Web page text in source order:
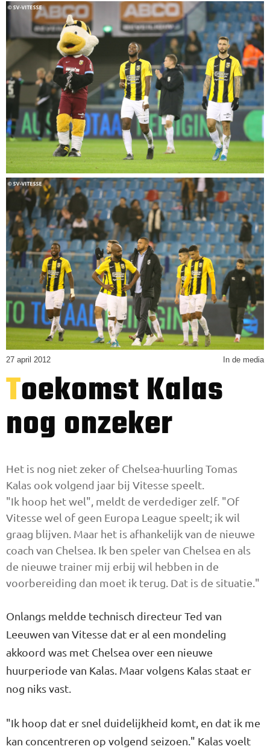
27 april 2012 In de media
Toekomst Kalas
nog onzeker
Het is nog niet zeker of Chelsea-huurling Tomas
Kalas ook volgend jaar bij Vitesse speelt.
"Ik hoop het wel", meldt de verdediger zelf. "Of
Vitesse wel of geen Europa League speelt; ik wil
graag blijven. Maar het is afhankelijk van de nieuwe
coach van Chelsea. Ik ben speler van Chelsea en als
de nieuwe trainer mij erbij wil hebben in de
voorbereiding dan moet ik terug. Dat is de situatie."
Onlangs meldde technisch directeur Ted van
Leeuwen van Vitesse dat er al een mondeling
akkoord was met Chelsea over een nieuwe
huurperiode van Kalas. Maar volgens Kalas staat er
nog niks vast.
"Ik hoop dat er snel duidelijkheid komt, en dat ik me
kan concentreren op volgend seizoen." Kalas voelt